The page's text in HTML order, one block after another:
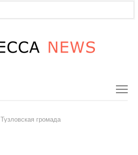
Тузловская громада